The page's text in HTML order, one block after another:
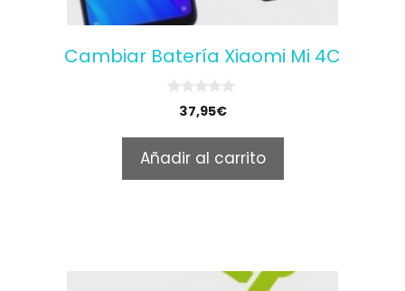
Cambiar Batería Xiaomi Mi 4C
o
f
5
37,95€
Añadir al carrito